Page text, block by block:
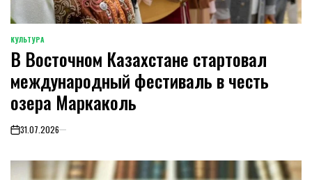
POSTED
IN
КУЛЬТУРА
В Восточном Казахстане стартовал
международный фестиваль в честь
озера Маркаколь
on31.07.2026